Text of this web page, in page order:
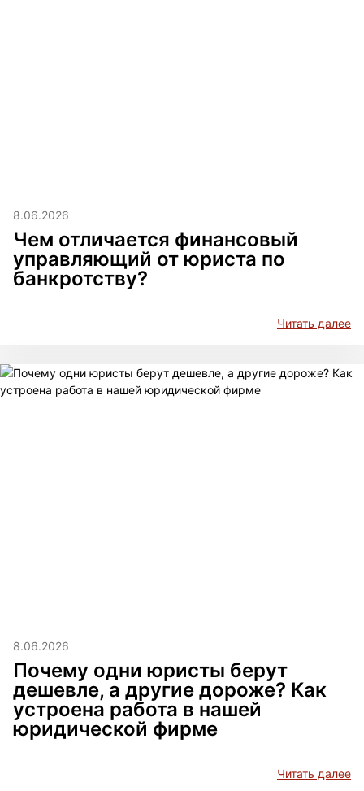
8.06.2026
Чем отличается финансовый
управляющий от юриста по
банкротству?
Читать далее
8.06.2026
Почему одни юристы берут
дешевле, а другие дороже? Как
устроена работа в нашей
юридической фирме
Читать далее